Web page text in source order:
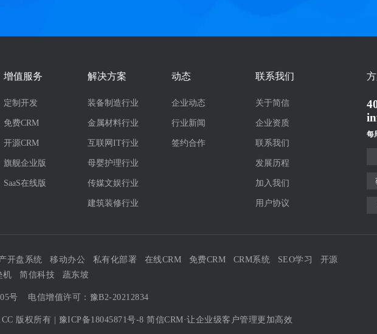
增值服务
定制开发
免费CRM
开源CRM
旗舰企业版
SaaS在线版
解决方案
装备制造行业
金属材料行业
互联网IT行业
母婴护理行业
传媒文娱行业
建筑装修行业
动态
企业动态
行业新闻
签约合作
联系我们
关于简信
企业资质
联系我们
发展历程
加入我们
用户协议
每
开盘系统 移动办公 私有化部署 在线CRM 免费CRM CRM系统 SEO学习
开源
机 简信科技 蔬东坡
号 电信增值许可：豫B2-20212834
版权所有 | 豫ICP备18045871号-8 简信CRM·让企业级客户管理更加高效